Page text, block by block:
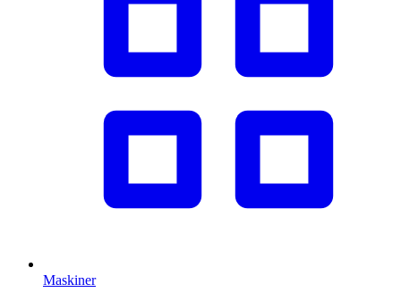
Maskiner